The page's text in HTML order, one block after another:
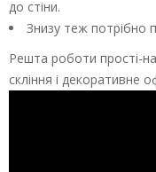
до стіни.
Знизу теж потрібно
Решта роботи прості-
скління і декоративне